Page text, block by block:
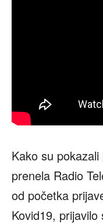
Kako su
prenela Radio
od početka
Kovid19,